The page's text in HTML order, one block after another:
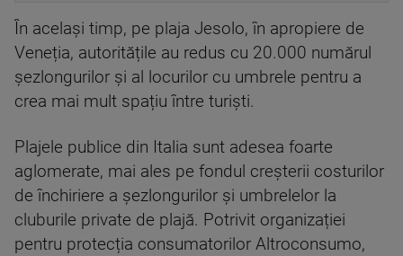
În același timp, pe plaja Jesolo, în apropiere de
Veneția, autoritățile au redus cu 20.000 numărul
șezlongurilor și al locurilor cu umbrele pentru a
crea mai mult spațiu între turiști.
Plajele publice din Italia sunt adesea foarte
aglomerate, mai ales pe fondul creșterii costurilor
de închiriere a șezlongurilor și umbrelelor la
cluburile private de plajă. Potrivit organizației
pentru protecția consumatorilor Altroconsumo,